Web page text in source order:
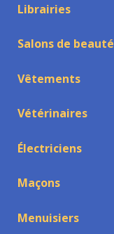
Librairies
Salons de beauté
Vêtements
Vétérinaires
Électriciens
Maçons
Menuisiers